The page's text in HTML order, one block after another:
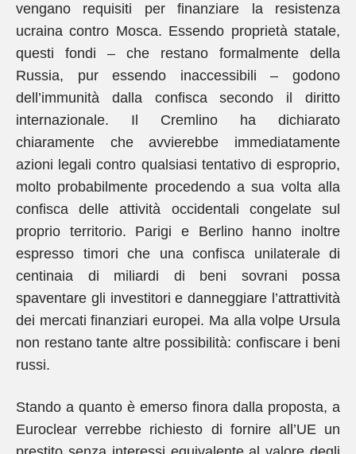
vengano requisiti per finanziare la resistenza
ucraina contro Mosca. Essendo proprietà statale,
questi fondi – che restano formalmente della
Russia, pur essendo inaccessibili – godono
dell’immunità dalla confisca secondo il diritto
internazionale. Il Cremlino ha dichiarato
chiaramente che avvierebbe immediatamente
azioni legali contro qualsiasi tentativo di esproprio,
molto probabilmente procedendo a sua volta alla
confisca delle attività occidentali congelate sul
proprio territorio. Parigi e Berlino hanno inoltre
espresso timori che una confisca unilaterale di
centinaia di miliardi di beni sovrani possa
spaventare gli investitori e danneggiare l’attrattività
dei mercati finanziari europei. Ma alla volpe Ursula
non restano tante altre possibilità: confiscare i beni
russi.
Stando a quanto è emerso finora dalla proposta, a
Euroclear verrebbe richiesto di fornire all’UE un